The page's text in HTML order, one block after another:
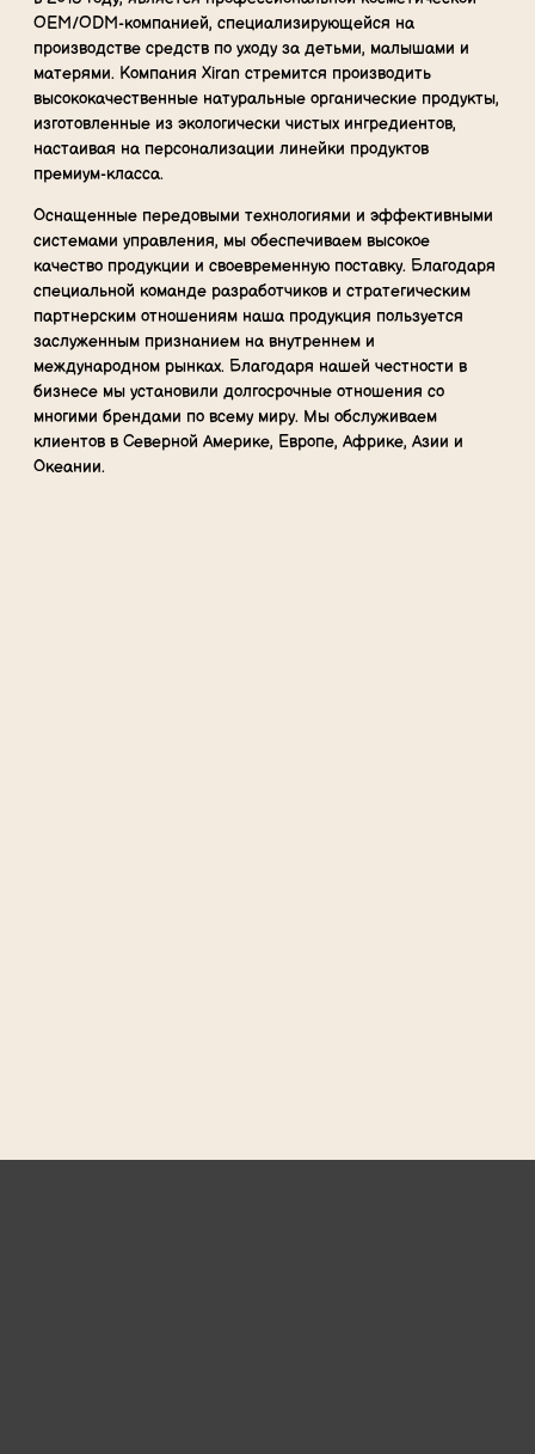
OEM/ODM-компанией, специализирующейся на
производстве средств по уходу за детьми, малышами и
матерями. Компания Xiran стремится производить
высококачественные натуральные органические продукты,
изготовленные из экологически чистых ингредиентов,
настаивая на персонализации линейки продуктов
премиум-класса.
Оснащенные передовыми технологиями и эффективными
системами управления, мы обеспечиваем высокое
качество продукции и своевременную поставку. Благодаря
специальной команде разработчиков и стратегическим
партнерским отношениям наша продукция пользуется
заслуженным признанием на внутреннем и
международном рынках. Благодаря нашей честности в
бизнесе мы установили долгосрочные отношения со
многими брендами по всему миру. Мы обслуживаем
клиентов в Северной Америке, Европе, Африке, Азии и
Океании.